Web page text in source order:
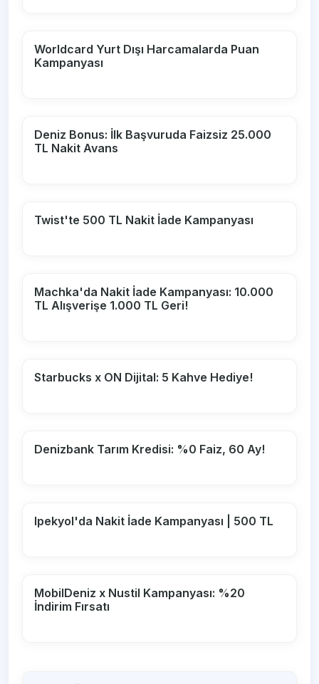
Worldcard Yurt Dışı Harcamalarda Puan
Kampanyası
Deniz Bonus: İlk Başvuruda Faizsiz 25.000
TL Nakit Avans
Twist'te 500 TL Nakit İade Kampanyası
Machka'da Nakit İade Kampanyası: 10.000
TL Alışverişe 1.000 TL Geri!
Starbucks x ON Dijital: 5 Kahve Hediye!
Denizbank Tarım Kredisi: %0 Faiz, 60 Ay!
Ipekyol'da Nakit İade Kampanyası | 500 TL
MobilDeniz x Nustil Kampanyası: %20
İndirim Fırsatı